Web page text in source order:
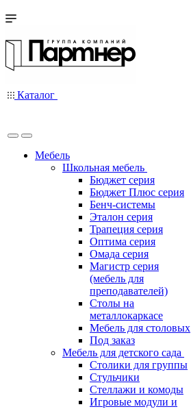
Каталог
Мебель
Школьная мебель
Бюджет серия
Бюджет Плюс серия
Бенч-системы
Эталон серия
Трапеция серия
Оптима серия
Омада серия
Магистр серия
(мебель для
преподавателей)
Столы на
металлокаркасе
Мебель для столовых
Под заказ
Мебель для детского сада
Столики для группы
Стульчики
Стеллажи и комоды
Игровые модули и